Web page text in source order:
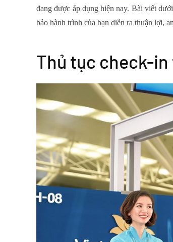
đang được áp dụng hiện nay. Bài viết
bảo hành trình của bạn diễn ra thuận lợi,
Thủ tục check-in